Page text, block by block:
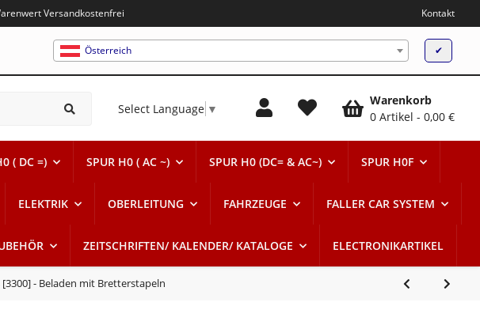
Versandkostenfrei Kontakt
Österreich ✔
Select Language ▼
( DC =) SPUR H0 ( AC ~) SPUR H0 (DC= & AC~) SPUR H0F
ELEKTRIK OBERLEITUNG FAHRZEUGE FALLER CAR SYSTEM
ZEITSCHRIFTEN/ KALENDER/ KATALOGE ELECTRONIKARTIKEL
Warenkorb
0 Artikel
0,00 €
[3300] - Beladen mit Bretterstapeln